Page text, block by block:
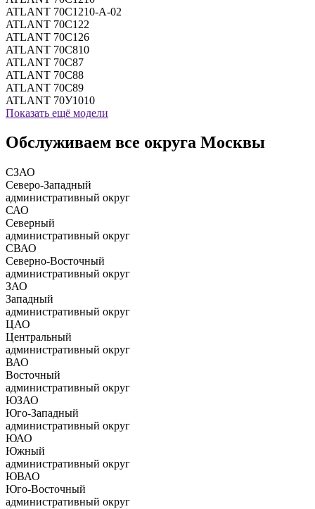
ATLANT 70С1210-А-02
ATLANT 70С122
ATLANT 70С126
ATLANT 70С810
ATLANT 70С87
ATLANT 70С88
ATLANT 70С89
ATLANT 70У1010
Показать ещё модели
Обслуживаем все округа Москвы
СЗАО
Северо-Западный
административный округ
САО
Северный
административный округ
СВАО
Северно-Восточный
административный округ
ЗАО
Западный
административный округ
ЦАО
Центральный
административный округ
ВАО
Восточный
административный округ
ЮЗАО
Юго-Западный
административный округ
ЮАО
Южный
административный округ
ЮВАО
Юго-Восточный
административный округ